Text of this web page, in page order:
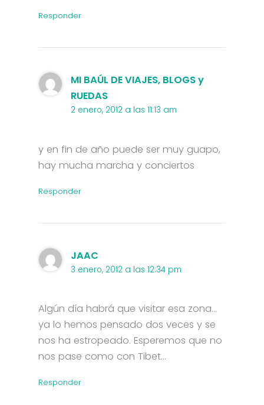
Responder
MI BAÚL DE VIAJES, BLOGS y
RUEDAS
2 enero, 2012 a las 11:13 am
y en fin de año puede ser muy guapo,
hay mucha marcha y conciertos
Responder
JAAC
3 enero, 2012 a las 12:34 pm
Algún día habrá que visitar esa zona…
ya lo hemos pensado dos veces y se
nos ha estropeado. Esperemos que no
nos pase como con Tibet…
Responder